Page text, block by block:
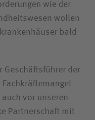
wie der
wollen
bald
Geschäftsführer der
Fachkräftemangel
vor unseren
Partnerschaft mit